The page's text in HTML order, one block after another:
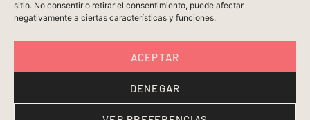
sitio. No consentir o retirar el consentimiento, puede afectar
negativamente a ciertas características y funciones.
ACEPTAR
DENEGAR
El maridaje de la
complicidad
Este despliegue de texturas —la carnosidad firme de
la ostra, la sutileza de la almeja y la potencia del
mejillón— exige un acompañamiento a la altura. Un
Txakoli de la tierra con buena aguja o un espumoso de